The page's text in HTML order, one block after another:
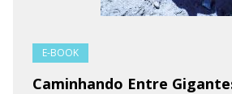
E-BOOK
Caminhando Entre